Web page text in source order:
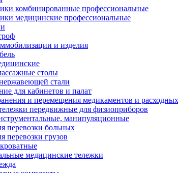
комбинированные профессиональные
медицинские профессиональные
и изделия
столы
стали
для кабинетов и палат
и перемещения медикаментов и
передвижные для физиоприборов
манипуляционные
перевозки больных
перевозки грузов
медицинские тележки